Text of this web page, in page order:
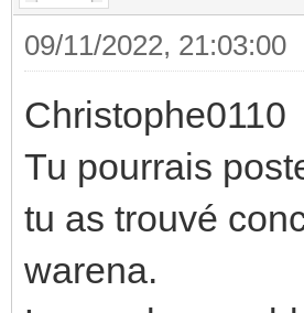
09/11/2022, 21:03:00
Christophe0110
Tu pourrais
tu as trouvé
warena.